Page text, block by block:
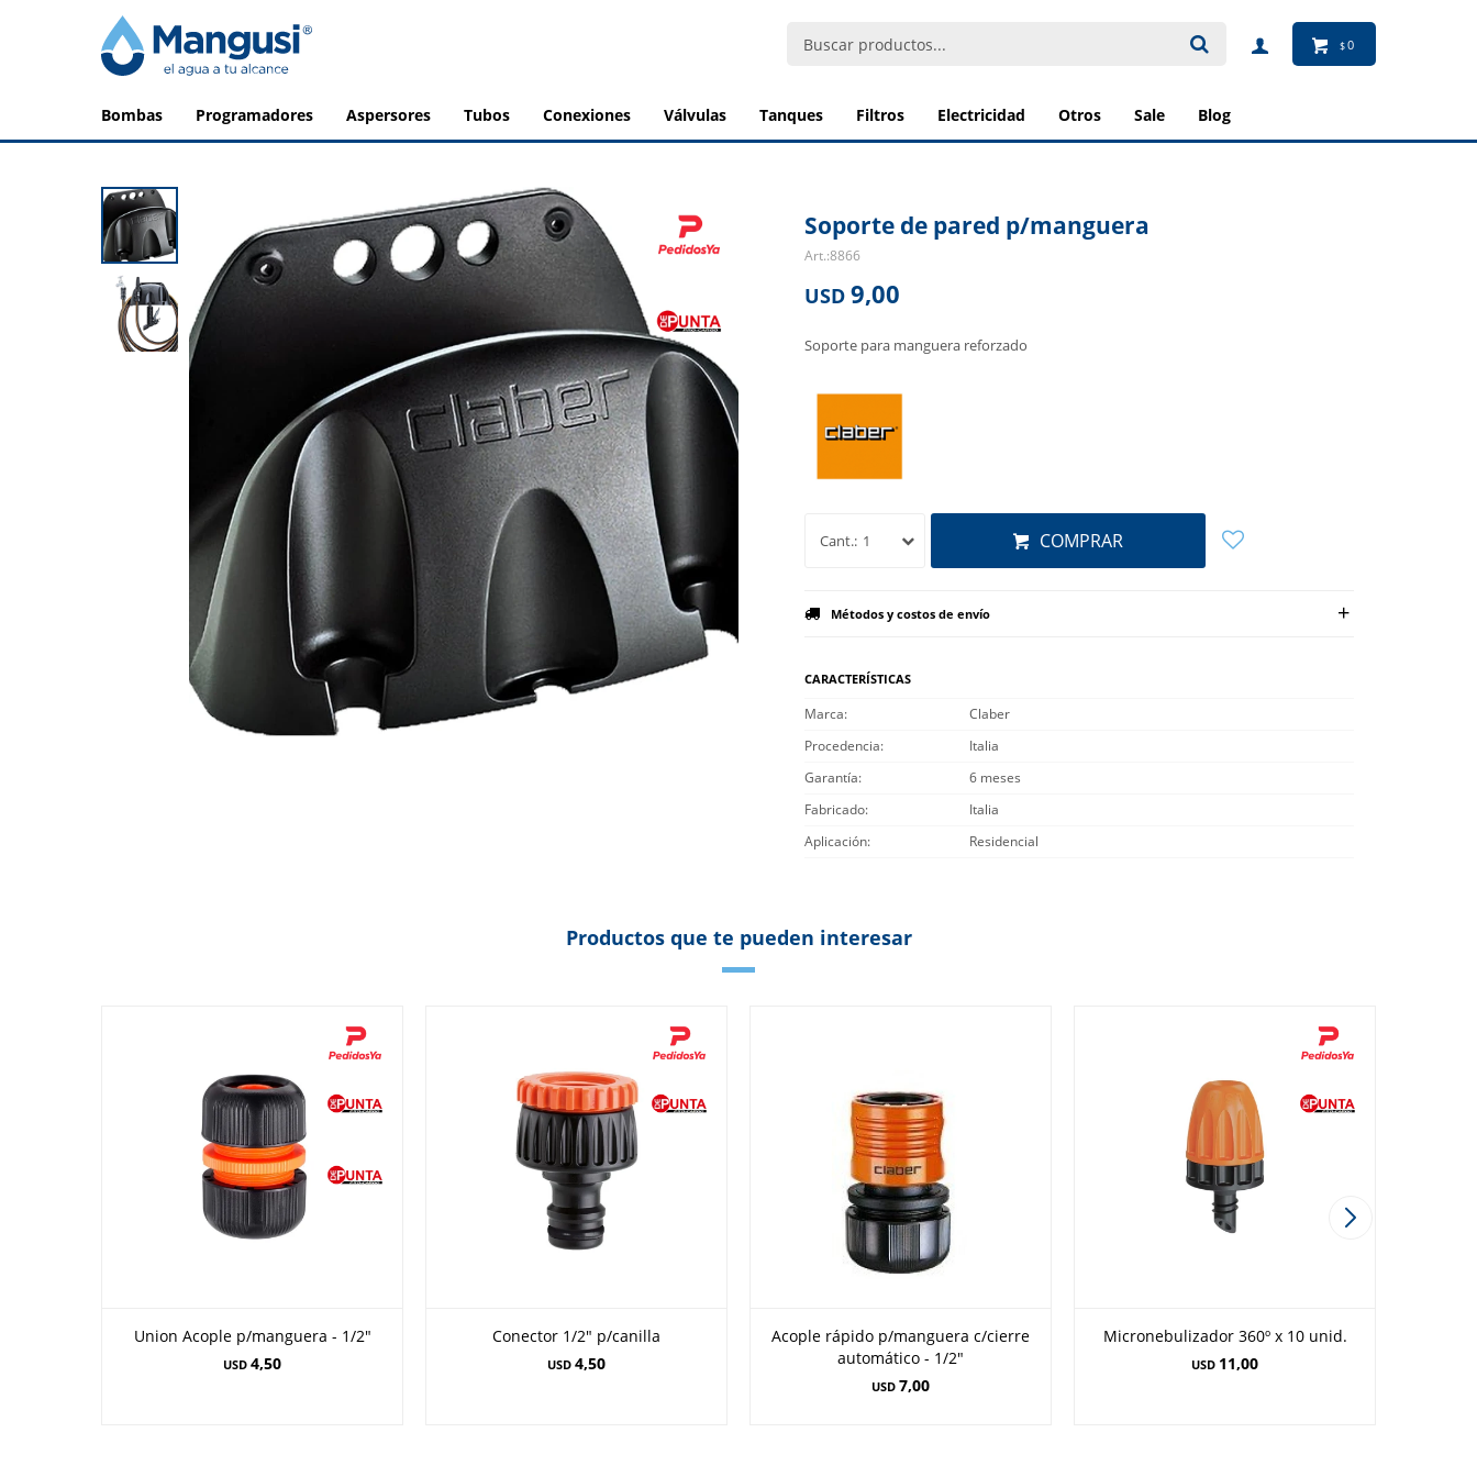
bombas programadores aspersores tubos conexiones válvulas tanques filtros electricidad otros sale blog
$0
Soporte de pared p/manguera
8866
USD 9,00
Soporte para manguera reforzado
1 COMPRAR
Métodos y costos de envío
CARACTERÍSTICAS
Marca
Claber
Procedencia
Italia
Garantía
6 meses
Fabricado
Italia
Aplicación
Residencial
Productos que te pueden interesar
Union Acople p/manguera - 1/2"
USD 4,50
Conector 1/2" p/canilla
USD 4,50
Acople rápido p/manguera c/cierre
automático - 1/2"
USD 7,00
Micronebulizador 360º x 10 unid.
USD 11,00